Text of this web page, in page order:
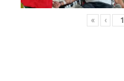
« ‹